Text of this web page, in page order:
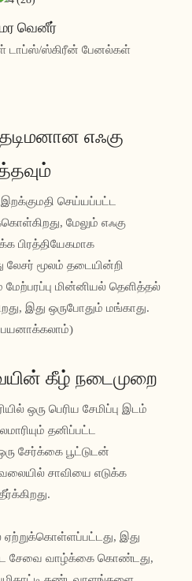
மர வெனீர்
டாப்ஸ்/ஸ்கிரீன் பேனல்கள்
எஃகு
இறக்குமதி செய்யப்பட்ட
மேலும் எஃகு
பிரத்தியேகமாக
லேசர் மூலம் தடையின்றி
மேற்பரப்பு மின்னியல் தெளித்தல்
இது ஒருபோதும் மங்காது.
கீழ் நடைமுறை
ஒரு பெரிய சேமிப்பு இடம்
தனிப்பட்ட
சேர்க்கை பூட்டுடன்
சாவியை எடுக்க
ஏற்றுக்கொள்ளப்பட்டது, இது
சேவை வாழ்க்கை கொண்டது,